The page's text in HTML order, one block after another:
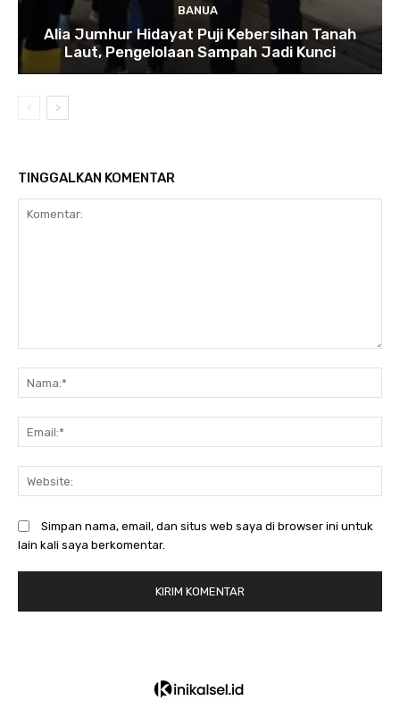
BANUA
Alia Jumhur Hidayat Puji Kebersihan Tanah
Laut, Pengelolaan Sampah Jadi Kunci
TINGGALKAN KOMENTAR
Simpan nama, email, dan situs web saya di browser ini untuk
lain kali saya berkomentar.